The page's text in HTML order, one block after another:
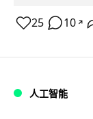
25 10 ↗
人工智能